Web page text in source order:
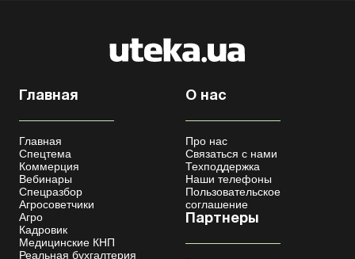
Главная
Главная
Спецтема
Коммерция
Вебинары
Спецразбор
Агросоветчики
Агро
Кадровик
Медицинские КНП
Реальная бухгалтерия
О нас
Про нас
Связаться с нами
Техподдержка
Наши телефоны
Пользовательское
соглашение
Партнеры